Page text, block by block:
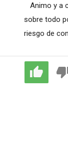
Animo y a
sobre todo
riesgo de